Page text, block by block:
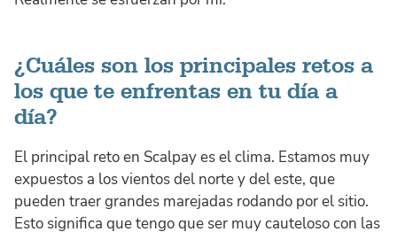
¿Cuáles son los principales retos a
los que te enfrentas en tu día a
día?
El principal reto en Scalpay es el clima. Estamos muy
expuestos a los vientos del norte y del este, que
pueden traer grandes marejadas rodando por el sitio.
Esto significa que tengo que ser muy cauteloso con las